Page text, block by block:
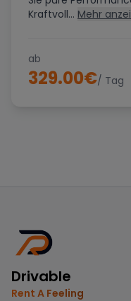
Kraftvoll... Mehr
ab
329.00€/ Tag
Drivable
Rent A Feeling